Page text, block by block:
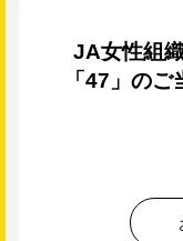
JA女性組
「47」の